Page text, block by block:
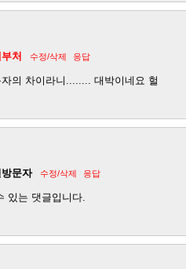
처 수정/삭제 응답
의 차이라니........ 대박이네요 헐
문자 수정/삭제 응답
있는 댓글입니다.